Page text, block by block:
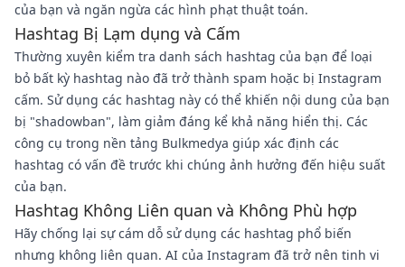
của bạn và ngăn ngừa các hình phạt thuật toán.
Hashtag Bị Lạm dụng và Cấm
Thường xuyên kiểm tra danh sách hashtag của bạn để loại
bỏ bất kỳ hashtag nào đã trở thành spam hoặc bị Instagram
cấm. Sử dụng các hashtag này có thể khiến nội dung của bạn
bị "shadowban", làm giảm đáng kể khả năng hiển thị. Các
công cụ trong nền tảng Bulkmedya giúp xác định các
hashtag có vấn đề trước khi chúng ảnh hưởng đến hiệu suất
của bạn.
Hashtag Không Liên quan và Không Phù hợp
Hãy chống lại sự cám dỗ sử dụng các hashtag phổ biến
nhưng không liên quan. AI của Instagram đã trở nên tinh vi